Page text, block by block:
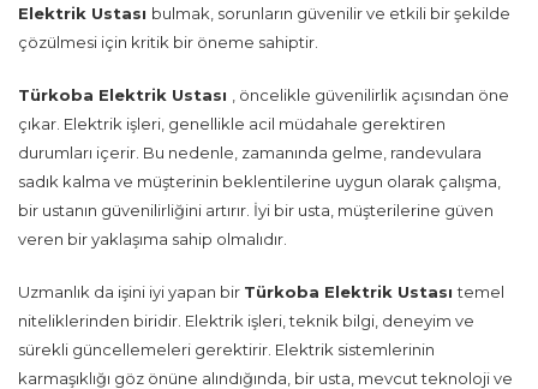
Elektrik Ustası bulmak, sorunların güvenilir ve etkili bir şekilde
çözülmesi için kritik bir öneme sahiptir.
Türkoba Elektrik Ustası
, öncelikle güvenilirlik açısından öne
çıkar. Elektrik işleri, genellikle acil müdahale gerektiren
durumları içerir. Bu nedenle, zamanında gelme, randevulara
sadık kalma ve müşterinin beklentilerine uygun olarak çalışma,
bir ustanın güvenilirliğini artırır. İyi bir usta, müşterilerine güven
veren bir yaklaşıma sahip olmalıdır.
Uzmanlık da işini iyi yapan bir Türkoba Elektrik Ustasıtemel
niteliklerinden biridir. Elektrik işleri, teknik bilgi, deneyim ve
sürekli güncellemeleri gerektirir. Elektrik sistemlerinin
karmaşıklığı göz önüne alındığında, bir usta, mevcut teknoloji ve